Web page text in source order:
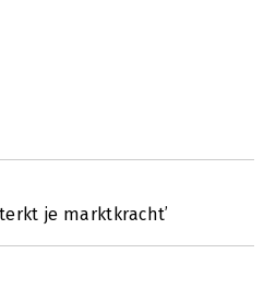
je marktkracht’